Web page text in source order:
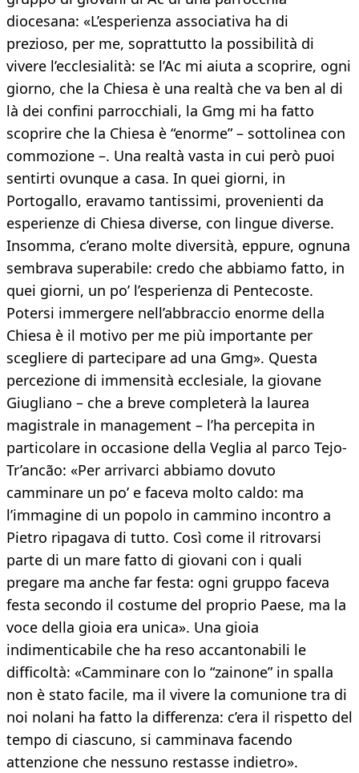
diocesana: «L’esperienza associativa ha di
prezioso, per me, soprattutto la possibilità di
vivere l’ecclesialità: se l’Ac mi aiuta a scoprire, ogni
giorno, che la Chiesa è una realtà che va ben al di
là dei confini parrocchiali, la Gmg mi ha fatto
scoprire che la Chiesa è “enorme” – sottolinea con
commozione –. Una realtà vasta in cui però puoi
sentirti ovunque a casa. In quei giorni, in
Portogallo, eravamo tantissimi, provenienti da
esperienze di Chiesa diverse, con lingue diverse.
Insomma, c’erano molte diversità, eppure, ognuna
sembrava superabile: credo che abbiamo fatto, in
quei giorni, un po’ l’esperienza di Pentecoste.
Potersi immergere nell’abbraccio enorme della
Chiesa è il motivo per me più importante per
scegliere di partecipare ad una Gmg». Questa
percezione di immensità ecclesiale, la giovane
Giugliano – che a breve completerà la laurea
magistrale in management – l’ha percepita in
particolare in occasione della Veglia al parco Tejo-
Tr’ancão: «Per arrivarci abbiamo dovuto
camminare un po’ e faceva molto caldo: ma
l’immagine di un popolo in cammino incontro a
Pietro ripagava di tutto. Così come il ritrovarsi
parte di un mare fatto di giovani con i quali
pregare ma anche far festa: ogni gruppo faceva
festa secondo il costume del proprio Paese, ma la
voce della gioia era unica». Una gioia
indimenticabile che ha reso accantonabili le
difficoltà: «Camminare con lo “zainone” in spalla
non è stato facile, ma il vivere la comunione tra di
noi nolani ha fatto la differenza: c’era il rispetto del
tempo di ciascuno, si camminava facendo
attenzione che nessuno restasse indietro».